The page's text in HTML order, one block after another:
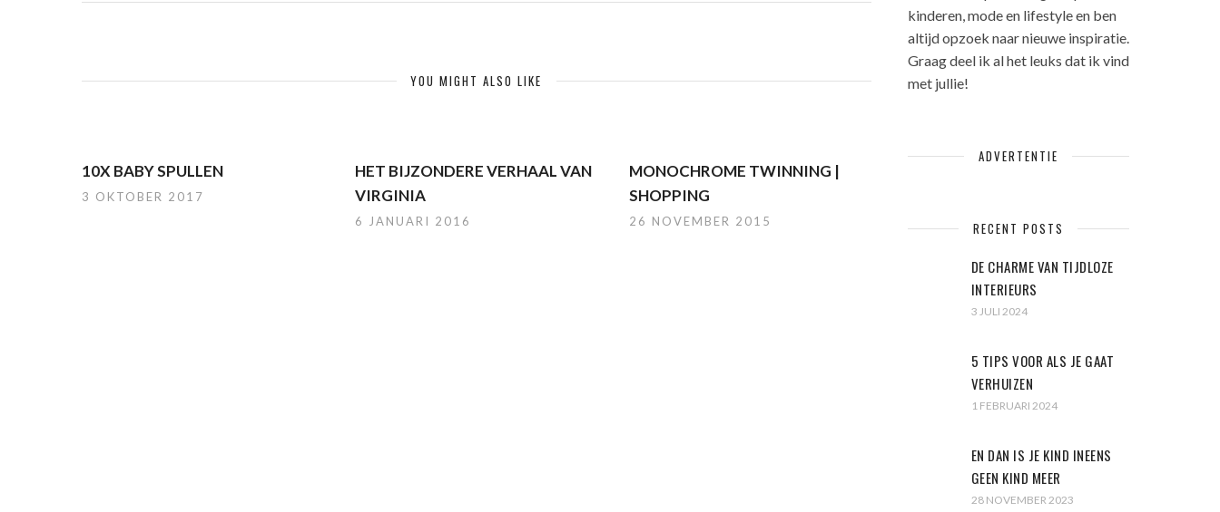
YOU MIGHT ALSO LIKE
10X BABY SPULLEN
3 OKTOBER 2017
HET BIJZONDERE VERHAAL VAN
VIRGINIA
6 JANUARI 2016
MONOCHROME TWINNING |
SHOPPING
26 NOVEMBER 2015
kinderen, mode en lifestyle en ben
altijd opzoek naar nieuwe inspiratie.
Graag deel ik al het leuks dat ik vind
met jullie!
ADVERTENTIE
RECENT POSTS
DE CHARME VAN TIJDLOZE
INTERIEURS
3 JULI 2024
5 TIPS VOOR ALS JE GAAT
VERHUIZEN
1 FEBRUARI 2024
EN DAN IS JE KIND INEENS
GEEN KIND MEER
28 NOVEMBER 2023